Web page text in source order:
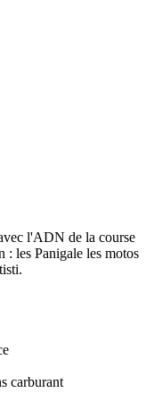
l'ADN de la course
: les Panigale les motos
carburant